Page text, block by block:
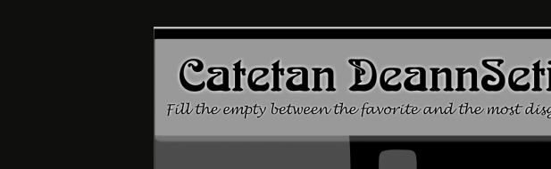
Catetan DS
Mari bermimpi dan ciptakan kehendak